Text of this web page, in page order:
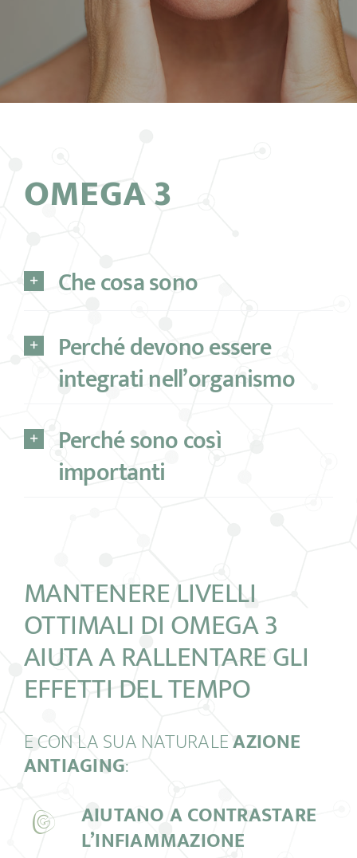
OMEGA 3
Che cosa sono
Perché devono essere
integrati nell’organismo
Perché sono così
importanti
MANTENERE LIVELLI
OTTIMALI DI OMEGA 3
AIUTA A RALLENTARE GLI
EFFETTI DEL TEMPO
E CON LA SUA NATURALEAZIONE
ANTIAGING:
AIUTANO A CONTRASTARE
L’INFIAMMAZIONE